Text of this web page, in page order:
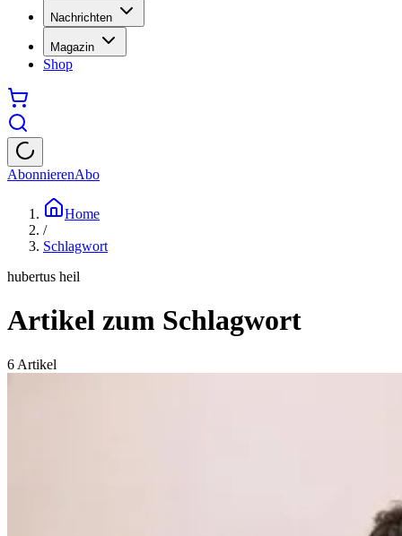
Nachrichten
Magazin
Shop
AbonnierenAbo
Home
/
Schlagwort
hubertus heil
Artikel zum Schlagwort
6 Artikel